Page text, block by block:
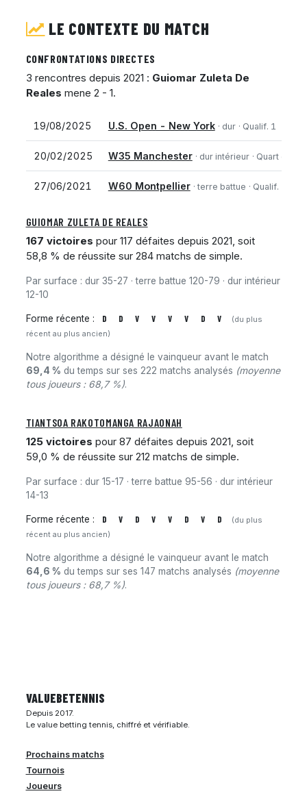
LE CONTEXTE DU MATCH
CONFRONTATIONS DIRECTES
3 rencontres depuis 2021 : Guiomar Zuleta De
Reales mene 2 - 1.
19/08/2025 U.S. Open - New York · dur · Qualif. 1
20/02/2025 W35 Manchester · dur intérieur · Quart de
27/06/2021 W60 Montpellier · terre battue · Qualif. 1
GUIOMAR ZULETA DE REALES
167 victoires pour 117 défaites depuis 2021, soit
58,8 % de réussite sur 284 matchs de simple.
Par surface : dur 35-27 · terre battue 120-79 · dur intérieur
12-10
Forme récente : D D V V V V D V
(du plus
récent au plus ancien)
Notre algorithme a désigné le vainqueur avant le match
69,4 % du temps sur ses 222 matchs analysés (moyenne
tous joueurs : 68,7 %).
TIANTSOA RAKOTOMANGA RAJAONAH
125 victoires pour 87 défaites depuis 2021, soit
59,0 % de réussite sur 212 matchs de simple.
Par surface : dur 15-17 · terre battue 95-56 · dur intérieur
14-13
Forme récente : D V D V V D V D
(du plus
récent au plus ancien)
Notre algorithme a désigné le vainqueur avant le match
64,6 % du temps sur ses 147 matchs analysés (moyenne
tous joueurs : 68,7 %).
VALUEBETENNIS
Depuis 2017.
Le value betting tennis, chiffré et vérifiable.
Prochains matchs
Tournois
Joueurs